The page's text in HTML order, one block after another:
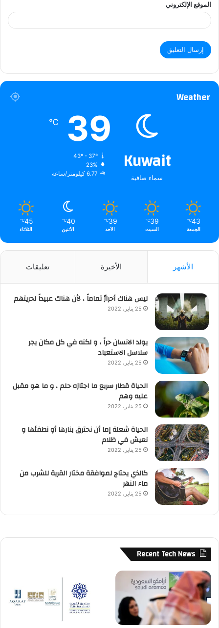
الموقع الإلكتروني
Weather
Kuwait
سماء صافية
39
℃
43º - 37º
23%
6.77 كيلومتر/ساعة
43
℃
الجمعة
39
℃
السبت
39
℃
الأحد
40
℃
الأثنين
45
℃
الثلاثاء
الأشهر الأخيرة تعليقات
ليس هناك أحرارٌ تماماً ، لأن هناك عبيداً لحريتهم
25 يناير، 2022
يولد الانسان حراً ، و لكنه في كل مكان يجر
سلاسل الاستعباد
25 يناير، 2022
الحياة قطار سريع ما اجتازه حلم ، و ما هو مقبل
عليه وهم
25 يناير، 2022
الحياة شعلة إما أن نحترق بنارها أو نطفئها و
نعيش في ظلام
25 يناير، 2022
كالذي يحتاج لموافقة مختار القرية للشرب من
ماء النهر
25 يناير، 2022
Recent Tech News